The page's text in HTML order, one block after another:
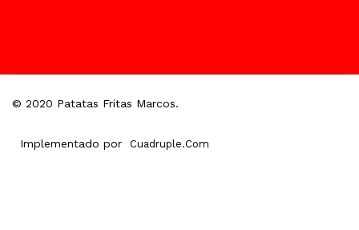
© 2020 Patatas Fritas Marcos.
Implementado por Cuadruple.com